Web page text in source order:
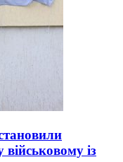
із